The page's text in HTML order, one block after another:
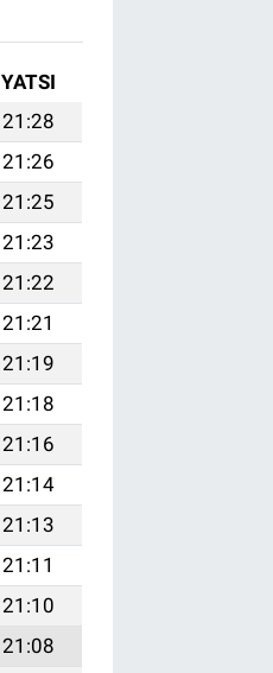
YATSI
21:28
21:26
21:25
21:23
21:22
21:21
21:19
21:18
21:16
21:14
21:13
21:11
21:10
21:08